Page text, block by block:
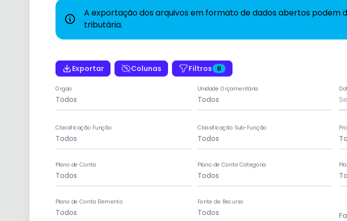
A exportação dos arquivos em formato de dados abertos
tributária.
Exportar Colunas Filtros 0
Orgao Unidade Orçamentária
Classificação Função Classificação Sub-Função
Plano de Conta Plano de Conta Categoria
Plano de Conta Elemento Fonte de Recurso